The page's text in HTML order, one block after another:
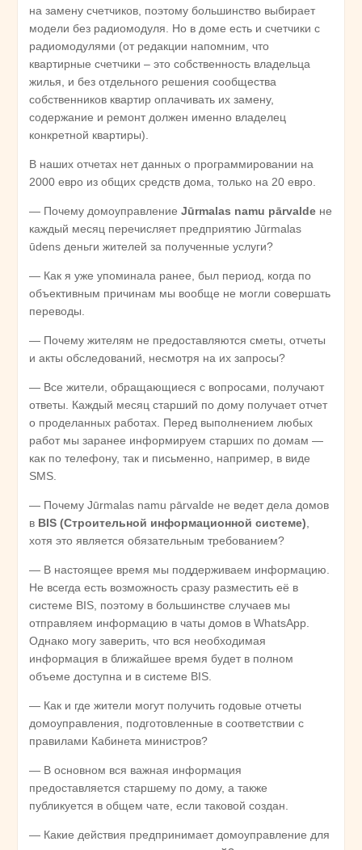
на замену счетчиков, поэтому большинство выбирает
модели без радиомодуля. Но в доме есть и счетчики с
радиомодулями (от редакции напомним, что
квартирные счетчики – это собственность владельца
жилья, и без отдельного решения сообщества
собственников квартир оплачивать их замену,
содержание и ремонт должен именно владелец
конкретной квартиры).
В наших отчетах нет данных о программировании на
2000 евро из общих средств дома, только на 20 евро.
— Почему домоуправление Jūrmalas namu pārvalde не
каждый месяц перечисляет предприятию Jūrmalas
ūdens деньги жителей за полученные услуги?
— Как я уже упоминала ранее, был период, когда по
объективным причинам мы вообще не могли совершать
переводы.
— Почему жителям не предоставляются сметы, отчеты
и акты обследований, несмотря на их запросы?
— Все жители, обращающиеся с вопросами, получают
ответы. Каждый месяц старший по дому получает отчет
о проделанных работах. Перед выполнением любых
работ мы заранее информируем старших по домам —
как по телефону, так и письменно, например, в виде
SMS.
— Почему Jūrmalas namu pārvalde не ведет дела домов
в BIS (Строительной информационной системе)
хотя это является обязательным требованием?
— В настоящее время мы поддерживаем информацию.
Не всегда есть возможность сразу разместить её в
системе BIS, поэтому в большинстве случаев мы
отправляем информацию в чаты домов в WhatsApp.
Однако могу заверить, что вся необходимая
информация в ближайшее время будет в полном
объеме доступна и в системе BIS.
— Как и где жители могут получить годовые отчеты
домоуправления, подготовленные в соответствии с
правилами Кабинета министров?
— В основном вся важная информация
предоставляется старшему по дому, а также
публикуется в общем чате, если таковой создан.
— Какие действия предпринимает домоуправление для